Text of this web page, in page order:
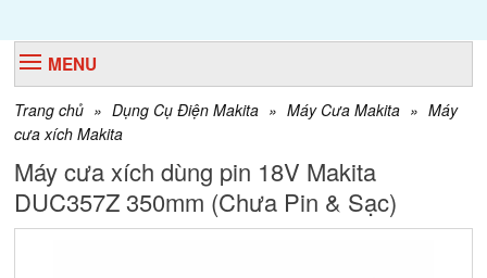
MENU
Trang chủ » Dụng Cụ Điện Makita » Máy Cưa Makita » Máy
cưa xích Makita
Máy cưa xích dùng pin 18V Makita
DUC357Z 350mm (Chưa Pin & Sạc)